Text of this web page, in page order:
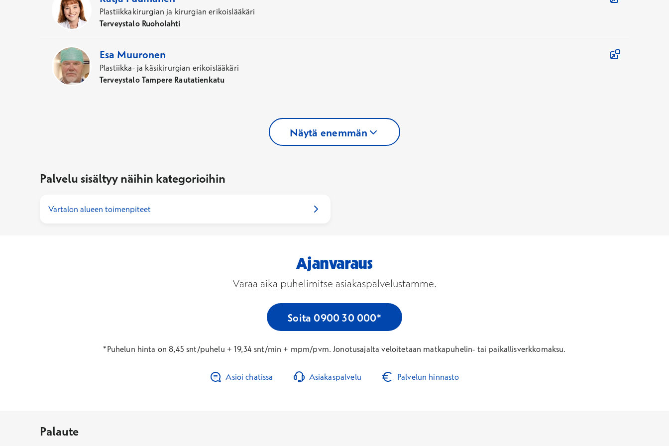
Plastiikkakirurgian ja kirurgian erikoislääkäri
Terveystalo Ruoholahti
Esa Muuronen
Plastiikka- ja käsikirurgian erikoislääkäri
Terveystalo Tampere Rautatienkatu
Näytä enemmän
Palvelu sisältyy näihin kategorioihin
Vartalon alueen toimenpiteet
Ajanvaraus
Varaa aika puhelimitse asiakaspalvelustamme.
Soita 0900 30 000*
*Puhelun hinta on 8,45 snt/puhelu + 19,34 snt/min + mpm/pvm. Jonotusajalta veloitetaan matkapuhelin- tai paikallisverkkomaksu.
Asioi chatissa Asiakaspalvelu Palvelun hinnasto
Palaute